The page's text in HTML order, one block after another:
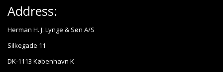
Address:
Herman H. J. Lynge & Søn A/S
Silkegade 11
DK-1113 København K